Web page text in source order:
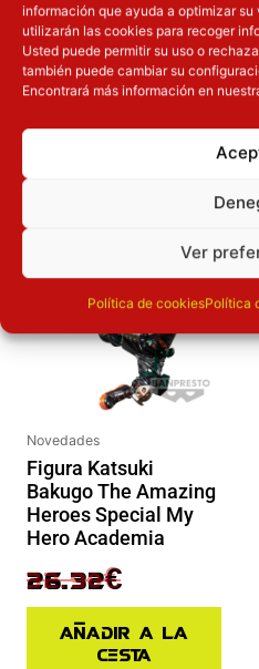
información que ayuda a optimizar
utilizarán las cookies para recoger
Usted puede permitir su uso o
también puede cambiar su
Encontrará más información en
Ver
Política de cookiesPolítica
Dimensiones
OTROS
Novedades
Figura Katsuki
Bakugo The Amazing
Heroes Special My
Hero Academia
32.90€
El precio original era: 32.90€.
26.32€
El precio actual es: 26.32€.
Añadir a la
cesta